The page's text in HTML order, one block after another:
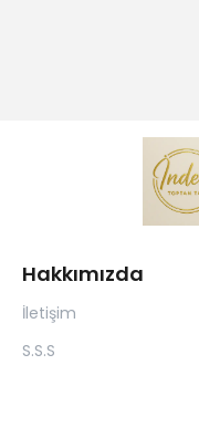
Hakkımızda
İletişim
S.S.S